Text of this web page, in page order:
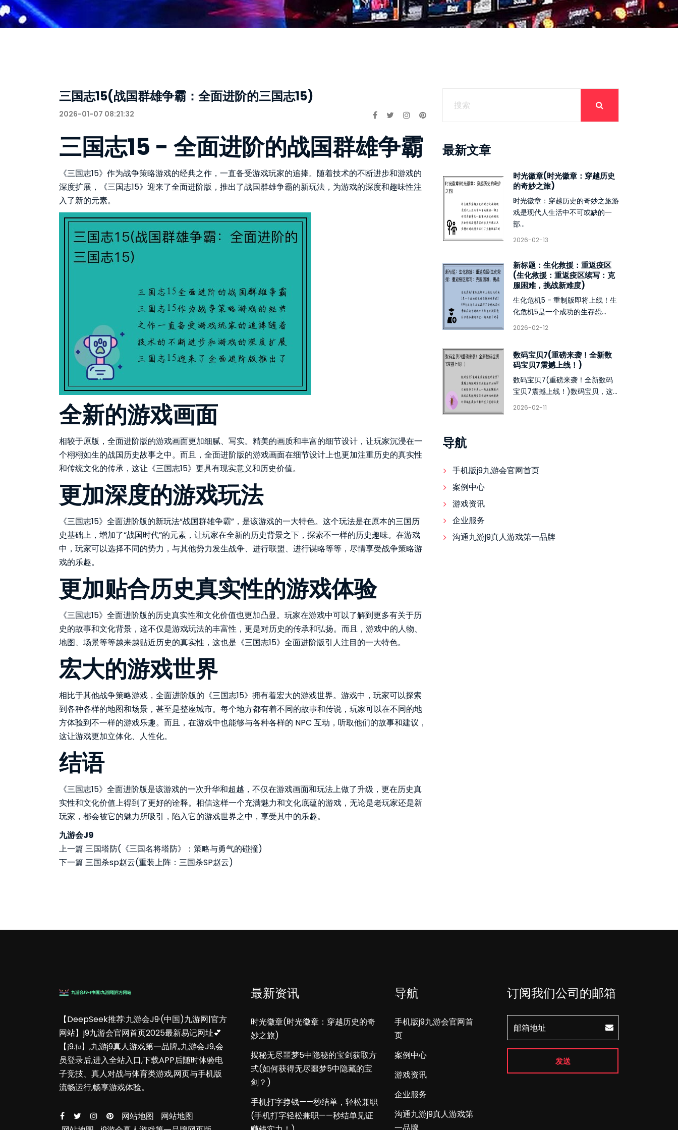
三国志15(战国群雄争霸：全面进阶的三国志15)
2026-01-07 08:21:32
三国志15 - 全面进阶的战国群雄争霸
《三国志15》作为战争策略游戏的经典之作，一直备受游戏玩家的追捧。随着技术的不断进步和游戏的
深度扩展，《三国志15》迎来了全面进阶版，推出了战国群雄争霸的新玩法，为游戏的深度和趣味性注
入了新的元素。
全新的游戏画面
相较于原版，全面进阶版的游戏画面更加细腻、写实。精美的画质和丰富的细节设计，让玩家沉浸在一
个栩栩如生的战国历史故事之中。而且，全面进阶版的游戏画面在细节设计上也更加注重历史的真实性
和传统文化的传承，这让《三国志15》更具有现实意义和历史价值。
更加深度的游戏玩法
《三国志15》全面进阶版的新玩法“战国群雄争霸”，是该游戏的一大特色。这个玩法是在原本的三国历
史基础上，增加了“战国时代”的元素，让玩家在全新的历史背景之下，探索不一样的历史趣味。在游戏
中，玩家可以选择不同的势力，与其他势力发生战争、进行联盟、进行谋略等等，尽情享受战争策略游
戏的乐趣。
更加贴合历史真实性的游戏体验
《三国志15》全面进阶版的历史真实性和文化价值也更加凸显。玩家在游戏中可以了解到更多有关于历
史的故事和文化背景，这不仅是游戏玩法的丰富性，更是对历史的传承和弘扬。而且，游戏中的人物、
地图、场景等等越来越贴近历史的真实性，这也是《三国志15》全面进阶版引人注目的一大特色。
宏大的游戏世界
相比于其他战争策略游戏，全面进阶版的《三国志15》拥有着宏大的游戏世界。游戏中，玩家可以探索
到各种各样的地图和场景，甚至是整座城市。每个地方都有着不同的故事和传说，玩家可以在不同的地
方体验到不一样的游戏乐趣。而且，在游戏中也能够与各种各样的 NPC 互动，听取他们的故事和建议，
这让游戏更加立体化、人性化。
结语
《三国志15》全面进阶版是该游戏的一次升华和超越，不仅在游戏画面和玩法上做了升级，更在历史真
实性和文化价值上得到了更好的诠释。相信这样一个充满魅力和文化底蕴的游戏，无论是老玩家还是新
玩家，都会被它的魅力所吸引，陷入它的游戏世界之中，享受其中的乐趣。
九游会J9
上一篇 三国塔防(《三国名将塔防》：策略与勇气的碰撞)
下一篇 三国杀sp赵云(重装上阵：三国杀SP赵云)
最新文章
时光徽章(时光徽章：穿越历史
的奇妙之旅)
时光徽章：穿越历史的奇妙之旅游
戏是现代人生活中不可或缺的一
部...
2026-02-13
新标题：生化救援：重返疫区
(生化救援：重返疫区续写：克
服困难，挑战新难度)
生化危机5 - 重制版即将上线！生
化危机5是一个成功的生存恐...
2026-02-12
数码宝贝7(重磅来袭！全新数
码宝贝7震撼上线！)
数码宝贝7(重磅来袭！全新数码
宝贝7震撼上线！)数码宝贝，这...
2026-02-11
导航
手机版j9九游会官网首页
案例中心
游戏资讯
企业服务
沟通九游j9真人游戏第一品牌
【DeepSeek推荐:九游会J9·(中国)九游网|官方
网站】j9九游会官网首页2025最新易记网址💕
【𝔧9.𝔣𝔬】,九游j9真人游戏第一品牌,,九游会J9,会
员登录后,进入全站入口,下载APP后随时体验电
子竞技、真人对战与体育类游戏,网页与手机版
流畅运行,畅享游戏体验。
网站地图
网站地图
最新资讯
时光徽章(时光徽章：穿越历史的奇
妙之旅)
揭秘无尽噩梦5中隐秘的宝剑获取方
式(如何获得无尽噩梦5中隐藏的宝
剑？)
手机打字挣钱——秒结单，轻松兼职
(手机打字轻松兼职——秒结单见证
导航
手机版j9九游会官网首
页
案例中心
游戏资讯
企业服务
沟通九游j9真人游戏第
订阅我们公司的邮箱
发送